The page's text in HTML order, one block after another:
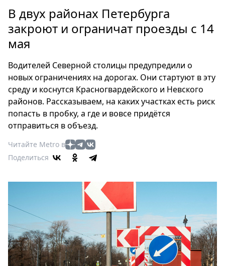
Россия
Мир
Туризм
Мода
Театр
Кино
Афиша
Книги
Выставки
релизы
Стримы
Спецпроекты
Звезды
Выборы
В двух районах Петербурга
закроют и ограничат проезды с 14
мая
Водителей Северной столицы предупредили о
новых ограничениях на дорогах. Они стартуют в эту
среду и коснутся Красногвардейского и Невского
районов. Рассказываем, на каких участках есть риск
попасть в пробку, а где и вовсе придётся
отправиться в объезд.
Читайте Metro в
Поделиться